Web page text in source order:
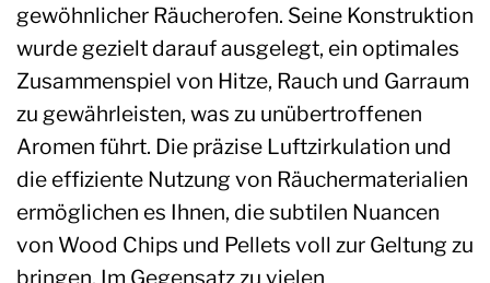
gewöhnlicher Räucherofen. Seine Konstruktion
wurde gezielt darauf ausgelegt, ein optimales
Zusammenspiel von Hitze, Rauch und Garraum
zu gewährleisten, was zu unübertroffenen
Aromen führt. Die präzise Luftzirkulation und
die effiziente Nutzung von Räuchermaterialien
ermöglichen es Ihnen, die subtilen Nuancen
von Wood Chips und Pellets voll zur Geltung zu
bringen. Im Gegensatz zu vielen